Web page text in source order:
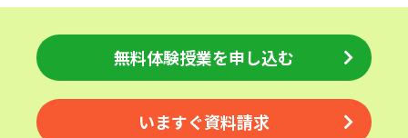
日本大学中学校
麗澤中学校
同志社香里中学校
埼玉栄中学校
城北埼玉中学校
浦和ルーテル学院中学校
昭和学院中学校
東京女学館中学校
目黒日本大学中学校
関東学院中学校
無料体験授業を申し込む
いますぐ資料請求